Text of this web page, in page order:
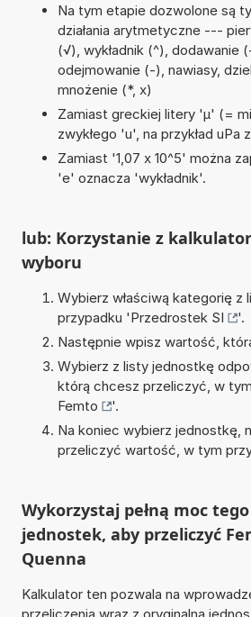
Na tym etapie dozwolone są
działania arytmetyczne ---
(√), wykładnik (^), dodawanie
odejmowanie (-), nawiasy,
mnożenie (*, x)
Zamiast greckiej litery 'µ' (=
zwykłego 'u', na przykład uPa
Zamiast '1,07 x 10^5' można
'e' oznacza 'wykładnik'.
lub: Korzystanie z
wyboru
Wybierz właściwą kategorię z
przypadku 'Przedrostek SI
'.
Następnie wpisz wartość,
Wybierz z listy jednostkę
którą chcesz przeliczyć, w
Femto
'.
Na koniec wybierz jednostkę,
przeliczyć wartość, w tym
Wykorzystaj pełną moc
jednostek, aby przeliczyć
Quenna
Kalkulator ten pozwala na
przeliczenia wraz z oryginalną